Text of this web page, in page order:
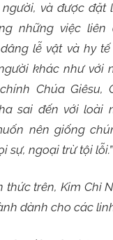
và được đặt
những việc liên
lễ vật và hy
khác như với
Chúa Giêsu,
sai đến với loài
nên giống
sự, ngoại trừ tội lỗi.”
trên, Kim Chỉ
dành cho các